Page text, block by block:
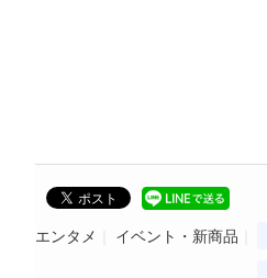
エンタメ イベント・新商品